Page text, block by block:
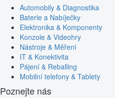
Automobily & Diagnostika
Baterie a Nabíječky
Elektronika & Komponenty
Konzole & Videohry
Nástroje & Měření
IT & Konektivita
Pájení & Reballing
Mobilní telefony & Tablety
Poznejte nás